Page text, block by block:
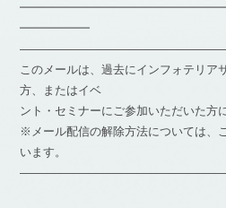
━━━━━━
このメールは、過去にインフォテリア
方、またはイベ
ント・セミナーにご参加いただいた方
※メール配信の解除方法については、
います。